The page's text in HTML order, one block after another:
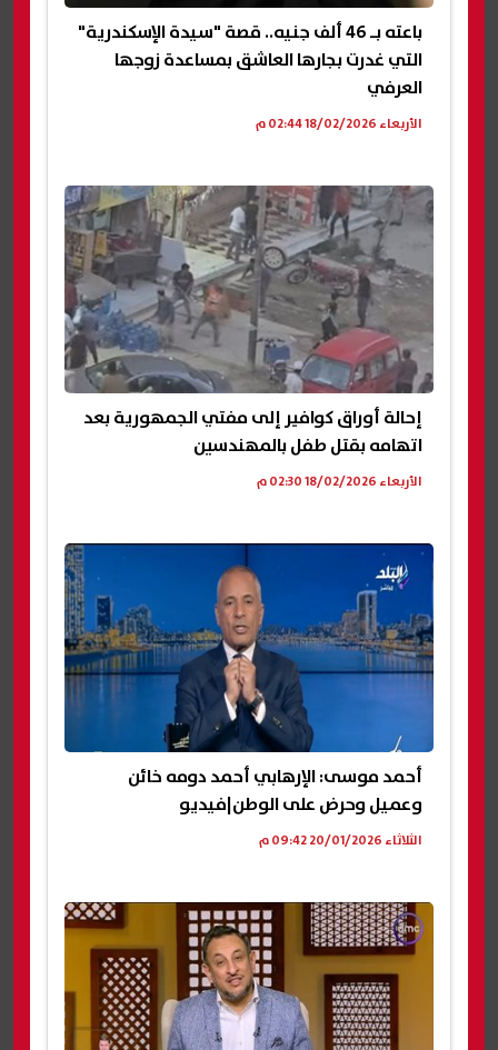
باعته بـ 46 ألف جنيه.. قصة "سيدة الإسكندرية"
التي غدرت بجارها العاشق بمساعدة زوجها
العرفي
الأربعاء 18/02/2026 02:44 م
إحالة أوراق كوافير إلى مفتي الجمهورية بعد
اتهامه بقتل طفل بالمهندسين
الأربعاء 18/02/2026 02:30 م
أحمد موسى: الإرهابي أحمد دومه خائن
وعميل وحرض على الوطن|فيديو
الثلاثاء 20/01/2026 09:42 م